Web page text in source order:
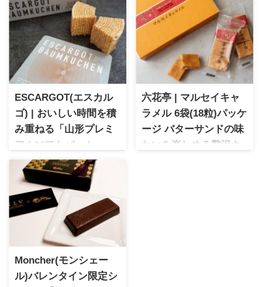
ESCARGOT(エスカル
ゴ) | おいしい時間を積
み重ねる「山形プレミ
アムソフトバーム」
1992年創業でレストラン、パ
ンなどを手掛ける
ESCARGOT。2023年に道の駅
にバームクーヘン専門店をオ
ープン。贅沢な素材をたっぷ
りと使ったコク深く香り豊か
な味わいのバームクーヘンは
絶品！
六花亭 | マルセイキャ
ラメル 6袋(18粒)パッケ
ージ バターサンドの味
わいを楽しめる贅沢キ
Moncher(モンシェー
ル)バレンタイン限定シ